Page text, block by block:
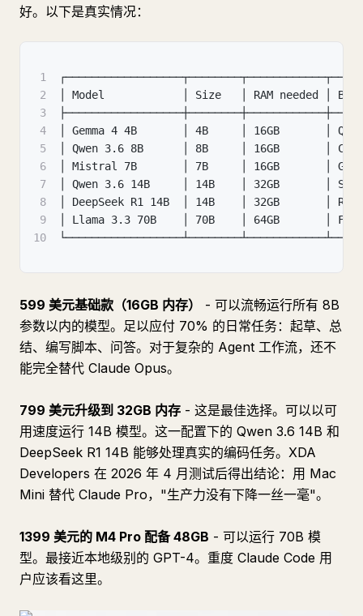
好。以下是真实情况：
1
2
│ Model            │ Size   │ RAM needed
3
4
│ Gemma 4 4B       │ 4B     │ 16GB       │
5
│ Qwen 3.6 8B      │ 8B     │ 16GB       │
6
│ Mistral 7B       │ 7B     │ 16GB       │
7
│ Qwen 3.6 14B     │ 14B    │ 32GB       │
8
│ DeepSeek R1 14B  │ 14B    │ 32GB       │
9
│ Llama 3.3 70B    │ 70B    │ 64GB       │
10
599 美元基础款（16GB 内存）
- 可以流畅运行所有 8B
参数以内的模型。足以应付 70% 的日常任务：起草、总
结、编写脚本、问答。对于复杂的 Agent 工作流，还不
能完全替代 Claude Opus。
799 美元升级到 32GB 内存 - 这是最佳选择。可以以可
用速度运行 14B 模型。这一配置下的 Qwen 3.6 14B 和
DeepSeek R1 14B 能够处理真实的编码任务。XDA
Developers 在 2026 年 4 月测试后得出结论：用 Mac
Mini 替代 Claude Pro，"生产力没有下降一丝一毫"。
1399 美元的 M4 Pro 配备 48GB - 可以运行 70B 模
型。最接近本地级别的 GPT-4。重度 Claude Code 用
户应该看这里。